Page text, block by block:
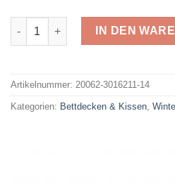
DUO-Steppbett Der kleine Prinz
IN DEN
Artikelnummer: 20062-3016211-14
Kategorien: Bettdecken & Kissen